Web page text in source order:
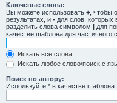
Ключевые слова:
Вы можете использовать + , чтобы
результатах, и - для слов, которых
разделить слова символом | для
качестве шаблона для частичного
Искать все слова
Искать любое слово/поиск с
Поиск по автору:
Используйте * в качестве шаблона.